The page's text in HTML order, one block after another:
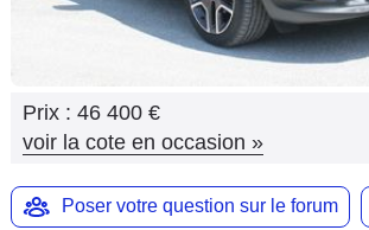
Forum
Marques
Prix : 46 400 €
voir la cote en occasion »
Poser votre question sur le forum